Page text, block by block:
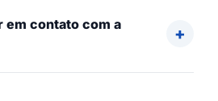
em contato com a